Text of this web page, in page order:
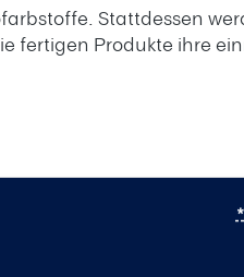
Stattdessen
fertigen Produkte ihre